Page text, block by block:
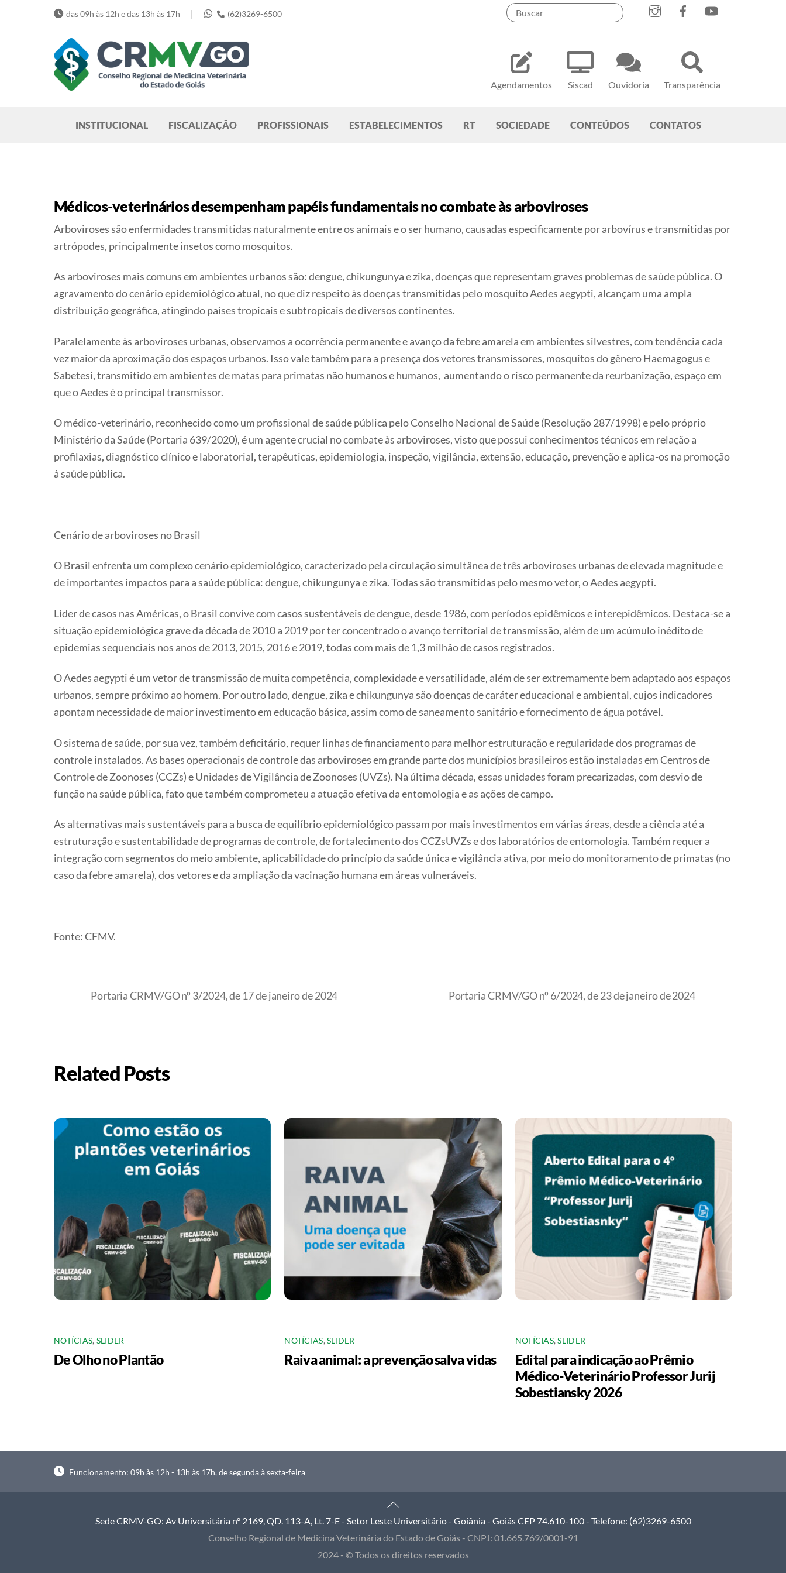
Agendamentos Siscad Ouvidoria Transparência
das 09h às 12h e das 13h às 17h | (62)3269-6500
INSTITUCIONAL FISCALIZAÇÃO PROFISSIONAIS ESTABELECIMENTOS RT SOCIEDADE CONTEÚDOS CONTATOS
Médicos-veterinários desempenham papéis fundamentais no combate às arboviroses
Arboviroses são enfermidades transmitidas naturalmente entre os animais e o ser humano, causadas especificamente por arbovírus e transmitidas por
artrópodes, principalmente insetos como mosquitos.
As arboviroses mais comuns em ambientes urbanos são: dengue, chikungunya e zika, doenças que representam graves problemas de saúde pública. O
agravamento do cenário epidemiológico atual, no que diz respeito às doenças transmitidas pelo mosquito Aedes aegypti, alcançam uma ampla
distribuição geográfica, atingindo países tropicais e subtropicais de diversos continentes.
Paralelamente às arboviroses urbanas, observamos a ocorrência permanente e avanço da febre amarela em ambientes silvestres, com tendência cada
vez maior da aproximação dos espaços urbanos. Isso vale também para a presença dos vetores transmissores, mosquitos do gênero Haemagogus e
Sabetesi, transmitido em ambientes de matas para primatas não humanos e humanos, aumentando o risco permanente da reurbanização, espaço em
que o Aedes é o principal transmissor.
O médico-veterinário, reconhecido como um profissional de saúde pública pelo Conselho Nacional de Saúde (Resolução 287/1998) e pelo próprio
Ministério da Saúde (Portaria 639/2020), é um agente crucial no combate às arboviroses, visto que possui conhecimentos técnicos em relação a
profilaxias, diagnóstico clínico e laboratorial, terapêuticas, epidemiologia, inspeção, vigilância, extensão, educação, prevenção e aplica-os na promoção
à saúde pública.
Cenário de arboviroses no Brasil
O Brasil enfrenta um complexo cenário epidemiológico, caracterizado pela circulação simultânea de três arboviroses urbanas de elevada magnitude e
de importantes impactos para a saúde pública: dengue, chikungunya e zika. Todas são transmitidas pelo mesmo vetor, o Aedes aegypti.
Líder de casos nas Américas, o Brasil convive com casos sustentáveis de dengue, desde 1986, com períodos epidêmicos e interepidêmicos. Destaca-se a
situação epidemiológica grave da década de 2010 a 2019 por ter concentrado o avanço territorial de transmissão, além de um acúmulo inédito de
epidemias sequenciais nos anos de 2013, 2015, 2016 e 2019, todas com mais de 1,3 milhão de casos registrados.
O Aedes aegypti é um vetor de transmissão de muita competência, complexidade e versatilidade, além de ser extremamente bem adaptado aos espaços
urbanos, sempre próximo ao homem. Por outro lado, dengue, zika e chikungunya são doenças de caráter educacional e ambiental, cujos indicadores
apontam necessidade de maior investimento em educação básica, assim como de saneamento sanitário e fornecimento de água potável.
O sistema de saúde, por sua vez, também deficitário, requer linhas de financiamento para melhor estruturação e regularidade dos programas de
controle instalados. As bases operacionais de controle das arboviroses em grande parte dos municípios brasileiros estão instaladas em Centros de
Controle de Zoonoses (CCZs) e Unidades de Vigilância de Zoonoses (UVZs). Na última década, essas unidades foram precarizadas, com desvio de
função na saúde pública, fato que também comprometeu a atuação efetiva da entomologia e as ações de campo.
As alternativas mais sustentáveis para a busca de equilíbrio epidemiológico passam por mais investimentos em várias áreas, desde a ciência até a
estruturação e sustentabilidade de programas de controle, de fortalecimento dos CCZsUVZs e dos laboratórios de entomologia. Também requer a
integração com segmentos do meio ambiente, aplicabilidade do princípio da saúde única e vigilância ativa, por meio do monitoramento de primatas (no
caso da febre amarela), dos vetores e da ampliação da vacinação humana em áreas vulneráveis.
Fonte: CFMV.
Portaria CRMV/GO nº 3/2024, de 17 de janeiro de 2024 Portaria CRMV/GO nº 6/2024, de 23 de janeiro de 2024
Related Posts
NOTÍCIAS, SLIDER
De Olho no Plantão
NOTÍCIAS,SLIDER
Raiva animal: a prevenção salva vidas
NOTÍCIAS,SLIDER
Edital para indicação ao Prêmio
Médico-Veterinário Professor Jurij
Sobestiansky 2026
Funcionamento: 09h às 12h - 13h às 17h, de segunda à sexta-feira
Back
To
Top
Sede CRMV-GO: Av Universitária nº 2169, QD. 113-A, Lt. 7-E - Setor Leste Universitário - Goiânia - Goiás CEP 74.610-100 - Telefone: (62)3269-6500
Conselho Regional de Medicina Veterinária do Estado de Goiás - CNPJ: 01.665.769/0001-91
2024 - © Todos os direitos reservados